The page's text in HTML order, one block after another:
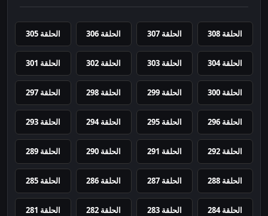
الحلقة 308 الحلقة 307 الحلقة 306 الحلقة 305
الحلقة 304 الحلقة 303 الحلقة 302 الحلقة 301
الحلقة 300 الحلقة 299 الحلقة 298 الحلقة 297
الحلقة 296 الحلقة 295 الحلقة 294 الحلقة 293
الحلقة 292 الحلقة 291 الحلقة 290 الحلقة 289
الحلقة 288 الحلقة 287 الحلقة 286 الحلقة 285
الحلقة 284 الحلقة 283 الحلقة 282 الحلقة 281